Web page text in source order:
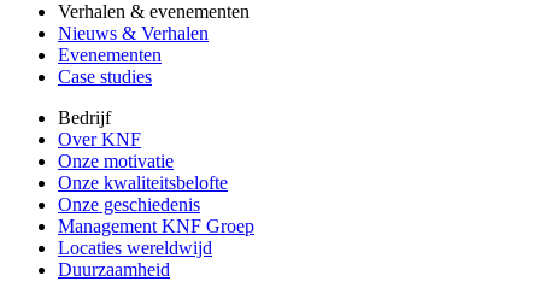
Verhalen & evenementen
Nieuws & Verhalen
Evenementen
Case studies
Bedrijf
Over KNF
Onze motivatie
Onze kwaliteitsbelofte
Onze geschiedenis
Management KNF Groep
Locaties wereldwijd
Duurzaamheid